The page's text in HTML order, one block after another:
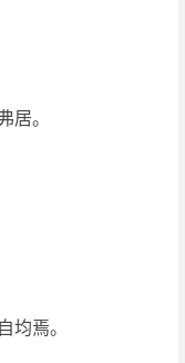
居。
均焉。